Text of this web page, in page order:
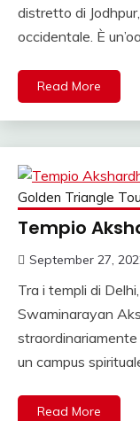
IN
distretto di
occidentale. È
Read More
Golden Triangle
Tempio
September 27,
Tra i templi di
Swaminarayan
un campus
Read More